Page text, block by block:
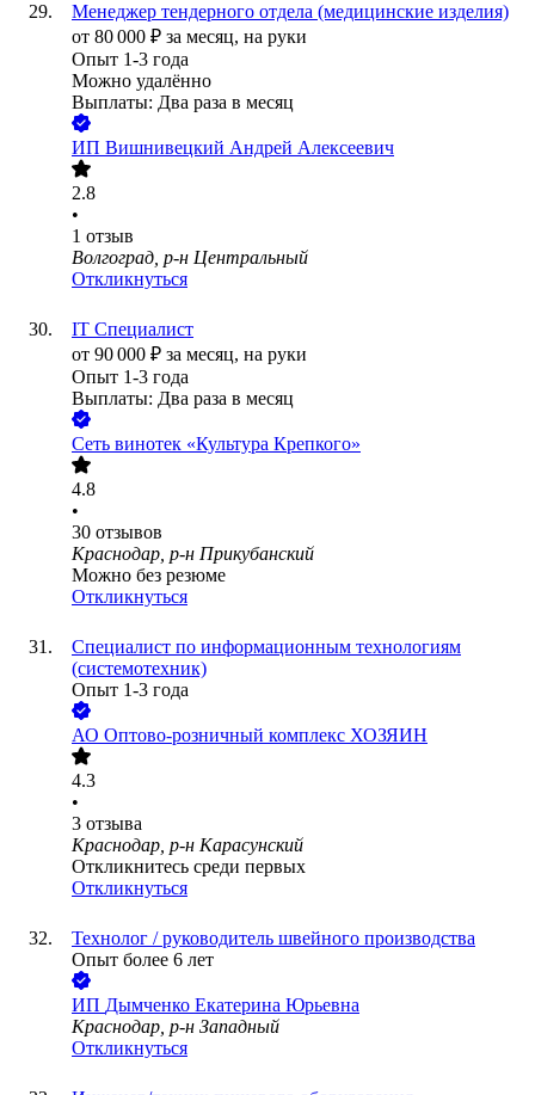
Менеджер тендерного отдела (медицинские изделия)
от 80 000 ₽ за месяц, на руки
Опыт 1-3 года
Можно удалённо
Выплаты: Два раза в месяц
ИП Вишнивецкий Андрей Алексеевич
2.8
•
1 отзыв
Волгоград, р-н Центральный
Откликнуться
IT Специалист
от 90 000 ₽ за месяц, на руки
Опыт 1-3 года
Выплаты: Два раза в месяц
Сеть винотек «Культура Крепкого»
4.8
•
30 отзывов
Краснодар, р-н Прикубанский
Можно без резюме
Откликнуться
Специалист по информационным технологиям
(системотехник)
Опыт 1-3 года
АО Оптово-розничный комплекс ХОЗЯИН
4.3
•
3 отзыва
Краснодар, р-н Карасунский
Откликнитесь среди первых
Откликнуться
Технолог / руководитель швейного производства
Опыт более 6 лет
ИП Дымченко Екатерина Юрьевна
Краснодар, р-н Западный
Откликнуться